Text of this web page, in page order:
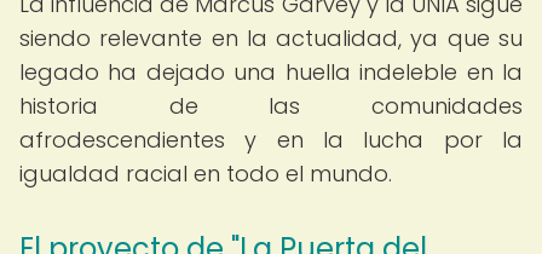
siendo relevante en la actualidad, ya que su
legado ha dejado una huella indeleble en la
historia de las comunidades
afrodescendientes y en la lucha por la
igualdad racial en todo el mundo.